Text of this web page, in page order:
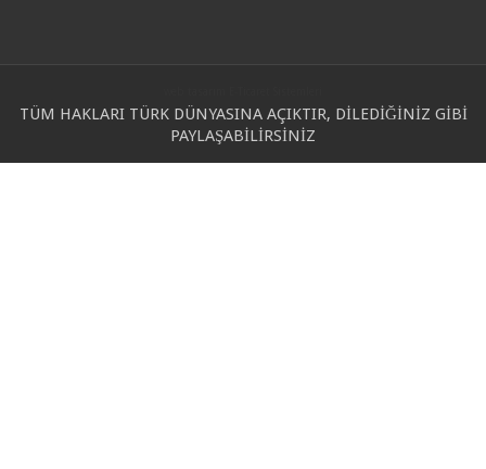
TÜM HAKLARI TÜRK DÜNYASINA AÇIKTIR, DİLEDİĞİNİZ GİBİ
PAYLAŞABİLİRSİNİZ